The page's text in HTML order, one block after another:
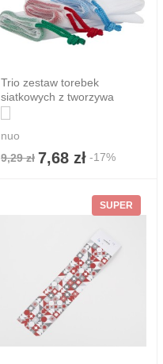
Trio zestaw torebek
siatkowych z tworzywa
nuo
9,29 zł 7,68 zł -17%
SUPER